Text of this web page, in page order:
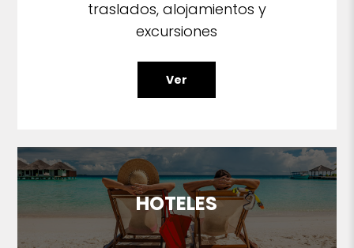
traslados, alojamientos y
excursiones
Ver
HOTELES